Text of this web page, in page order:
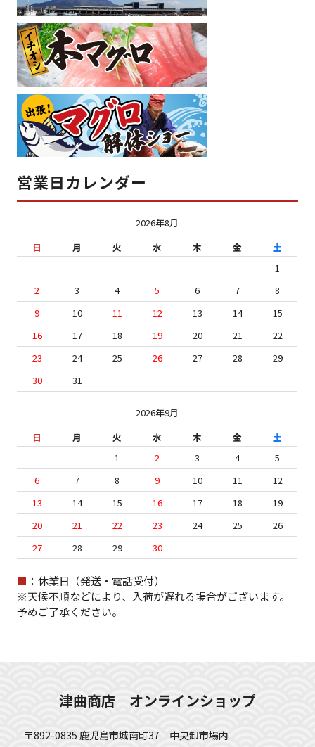
営業日カレンダー
2026年8月
日
月 火 水 木 金
土
1
2
3 4 5 6 7
8
9
10 11 12 13 14
15
16
17 18 19 20 21
22
23
24 25 26 27 28
29
30
31
2026年9月
日
月 火 水 木 金
土
1
2 3 4
5
6
7 8 9 10 11
12
13
14 15 16 17 18
19
20
21 22 23 24 25
26
27
28 29 30
■ ：休業日（発送・電話受付）
※天候不順などにより、入荷が遅れる場合がございます。
予めご了承ください。
津曲商店 オンラインショップ
〒892-0835 鹿児島市城南町37 中央卸市場内